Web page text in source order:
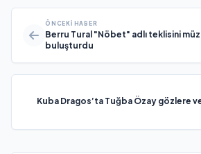
ÖNCEKI HABER
Berru Tural "Nöbet" adlı teklisini
buluşturdu
Kuba Dragos’ta Tuğba Özay gözlere